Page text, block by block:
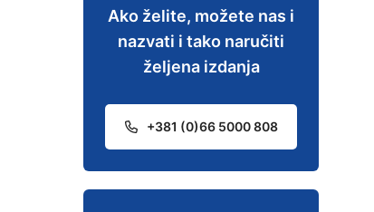
Ako želite, možete nas i
nazvati i tako naručiti
željena izdanja
+381 (0)66 5000 808